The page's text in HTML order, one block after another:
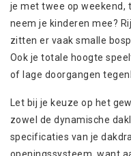
je met twee op weekend,
neem je kinderen mee?
zitten er vaak smalle
Ook je totale hoogte
of lage doorgangen
Let bij je keuze op het
zowel de dynamische
specificaties van je